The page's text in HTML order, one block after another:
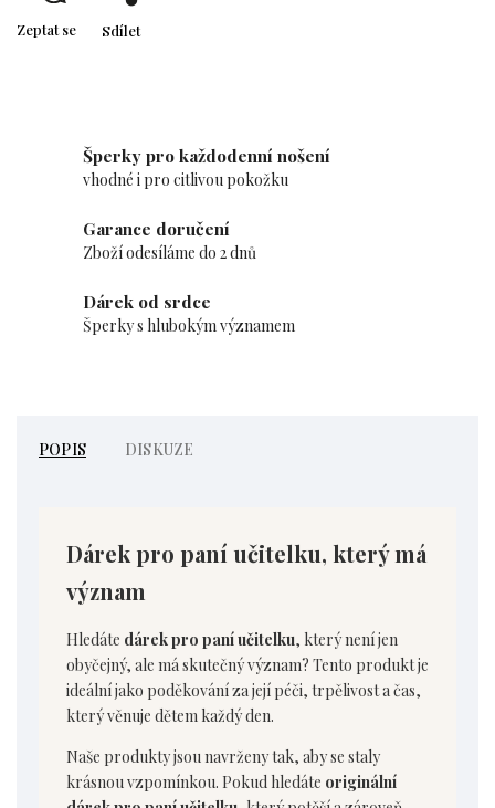
Zeptat se Sdílet
Šperky pro každodenní nošení
vhodné i pro citlivou pokožku
Garance doručení
Zboží odesíláme do 2 dnů
Dárek od srdce
Šperky s hlubokým významem
POPIS DISKUZE
Dárek pro paní učitelku, který má
význam
Hledáte dárek pro paní učitelku, který není jen
obyčejný, ale má skutečný význam? Tento produkt je
ideální jako poděkování za její péči, trpělivost a čas,
který věnuje dětem každý den.
Naše produkty jsou navrženy tak, aby se staly
krásnou vzpomínkou. Pokud hledáte originální